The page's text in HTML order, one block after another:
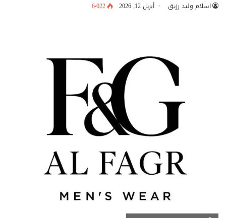
اسلام وليد رزيق أبريل 12, 2026 6٬022